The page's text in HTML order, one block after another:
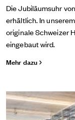
Die Jubiläumsuhr
erhältlich. In
originale Schweizer
eingebaut wird.
Mehr dazu